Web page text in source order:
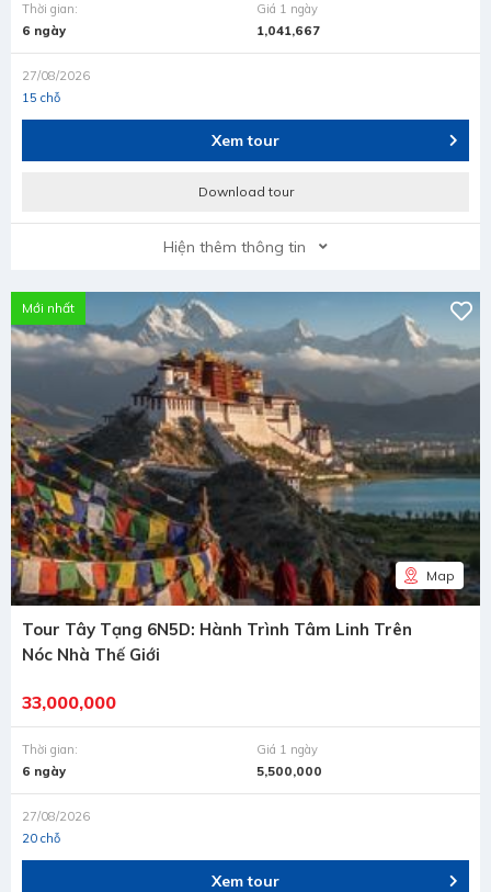
Thời gian:
6 ngày
Giá 1 ngày
1,041,667
27/08/2026
15 chỗ
Xem tour
Download tour
Hiện thêm thông tin
Mới nhất
Map
Tour Tây Tạng 6N5D: Hành Trình Tâm Linh Trên
Nóc Nhà Thế Giới
33,000,000
Thời gian:
6 ngày
Giá 1 ngày
5,500,000
27/08/2026
20 chỗ
Xem tour